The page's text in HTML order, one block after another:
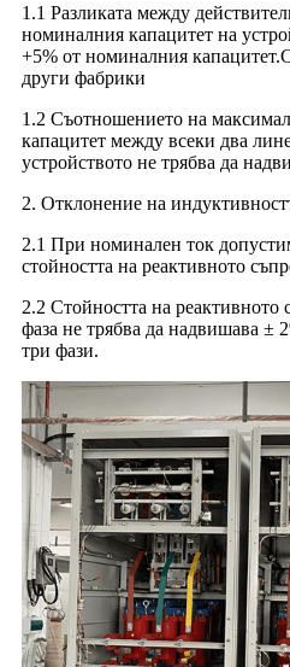
1.1 Разликата между
номиналния капацитет на
+5% от номиналния
други фабрики
1.2 Съотношението на
капацитет между всеки два
устройството не трябва да
2. Отклонение на
2.1 При номинален ток
стойността на реактивното
2.2 Стойността на реактивното
фаза не трябва да надвишава ±
три фази.